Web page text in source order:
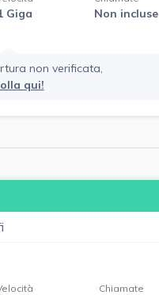
Giga Non incluse
non verificata,
qui!
Chiamate